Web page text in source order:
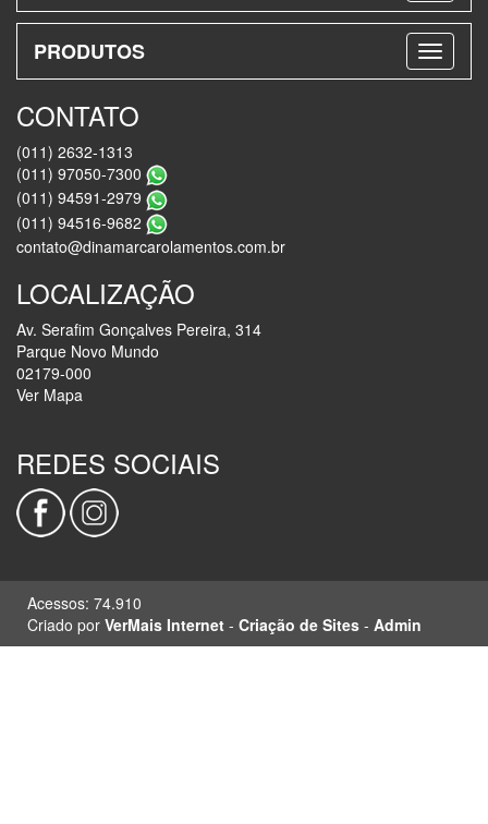
PRODUTOS
CONTATO
(011) 2632-1313
(011) 97050-7300
(011) 94591-2979
(011) 94516-9682
contato@dinamarcarolamentos.com.br
LOCALIZAÇÃO
Av. Serafim Gonçalves Pereira, 314
Parque Novo Mundo
02179-000
Ver Mapa
REDES SOCIAIS
Acessos: 74.910
Criado por VerMais Internet - Criação de Sites - Admin